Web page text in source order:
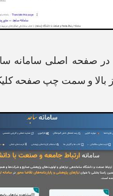
صفحه اصلی سامانه
از بالا و سمت چپ صفحه